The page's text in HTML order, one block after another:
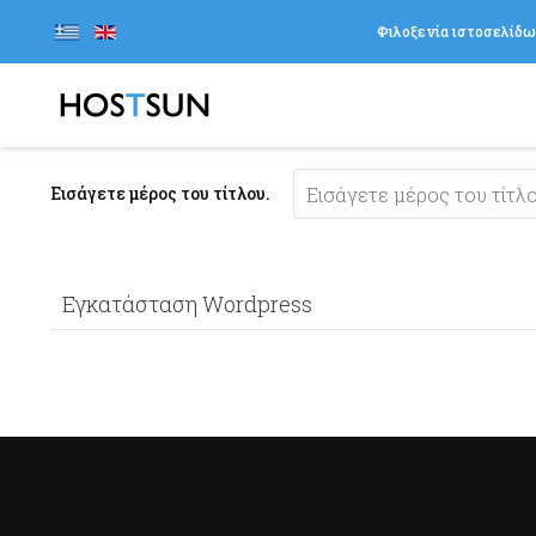
Εισάγετε μέρος του τίτλου.
Εγκατάσταση Wordpress
Φιλοξενία